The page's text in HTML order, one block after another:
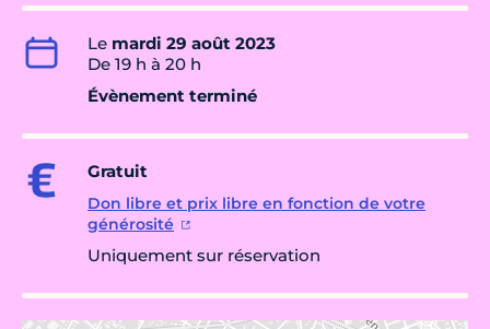
Le mardi 29 août 2023
De 19 h à 20 h
Évènement terminé
Gratuit
Don libre et prix libre en fonction de votre
générosité
Uniquement sur réservation